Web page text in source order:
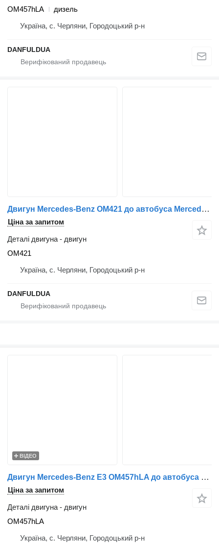
OM457hLA
дизель
Україна, с. Черляни, Городоцький р-н
DANFULDUA
Двигун Mercedes-Benz OM421 до автобуса Mercedes-Benz
Ціна за запитом
Деталі двигуна - двигун
OM421
Україна, с. Черляни, Городоцький р-н
DANFULDUA
ВІДЕО
Двигун Mercedes-Benz E3 OM457hLA до автобуса Mercedes-Benz
Ціна за запитом
Деталі двигуна - двигун
OM457hLA
Україна, с. Черляни, Городоцький р-н